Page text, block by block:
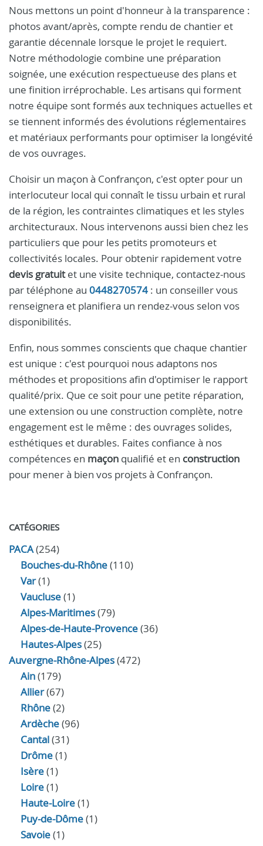
Nous mettons un point d'honneur à la transparence :
photos avant/après, compte rendu de chantier et
garantie décennale lorsque le projet le requiert.
Notre méthodologie combine une préparation
soignée, une exécution respectueuse des plans et
une finition irréprochable. Les artisans qui forment
notre équipe sont formés aux techniques actuelles et
se tiennent informés des évolutions réglementaires
et matériaux performants pour optimiser la longévité
de vos ouvrages.
Choisir un maçon à Confrançon, c'est opter pour un
interlocuteur local qui connaît le tissu urbain et rural
de la région, les contraintes climatiques et les styles
architecturaux. Nous intervenons aussi bien chez les
particuliers que pour les petits promoteurs et
collectivités locales. Pour obtenir rapidement votre
devis gratuitet une visite technique, contactez-nous
par téléphone au 0448270574 : un conseiller vous
renseignera et planifiera un rendez-vous selon vos
disponibilités.
Enfin, nous sommes conscients que chaque chantier
est unique : c'est pourquoi nous adaptons nos
méthodes et propositions afin d'optimiser le rapport
qualité/prix. Que ce soit pour une petite réparation,
une extension ou une construction complète, notre
engagement est le même : des ouvrages solides,
esthétiques et durables. Faites confiance à nos
compétences en maçon qualifié et en construction
pour mener à bien vos projets à Confrançon.
CATÉGORIES
PACA(254)
Bouches-du-Rhône(110)
Var(1)
Vaucluse(1)
Alpes-Maritimes(79)
Alpes-de-Haute-Provence(36)
Hautes-Alpes(25)
Auvergne-Rhône-Alpes(472)
Ain(179)
Allier(67)
Rhône(2)
Ardèche(96)
Cantal(31)
Drôme(1)
Isère(1)
Loire(1)
Haute-Loire(1)
Puy-de-Dôme(1)
Savoie(1)